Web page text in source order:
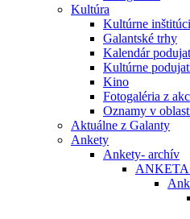
Kultúra
Kultúrne
Galantské trhy
Kalendár
Kultúrne
Kino
Fotogaléria z
Oznamy v
Aktuálne z Galanty
Ankety
Ankety- archív
ANKETA